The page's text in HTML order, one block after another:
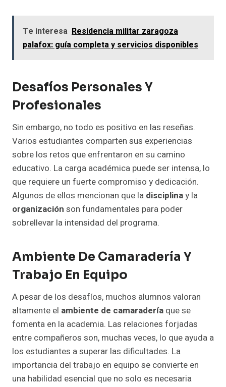
Te interesa Residencia militar zaragoza
palafox: guía completa y servicios disponibles
Desafíos Personales Y
Profesionales
Sin embargo, no todo es positivo en las reseñas.
Varios estudiantes comparten sus experiencias
sobre los retos que enfrentaron en su camino
educativo. La carga académica puede ser intensa, lo
que requiere un fuerte compromiso y dedicación.
Algunos de ellos mencionan que la disciplinay la
organización son fundamentales para poder
sobrellevar la intensidad del programa.
Ambiente De Camaradería Y
Trabajo En Equipo
A pesar de los desafíos, muchos alumnos valoran
altamente el ambiente de camaradería que se
fomenta en la academia. Las relaciones forjadas
entre compañeros son, muchas veces, lo que ayuda a
los estudiantes a superar las dificultades. La
importancia del trabajo en equipo se convierte en
una habilidad esencial que no solo es necesaria